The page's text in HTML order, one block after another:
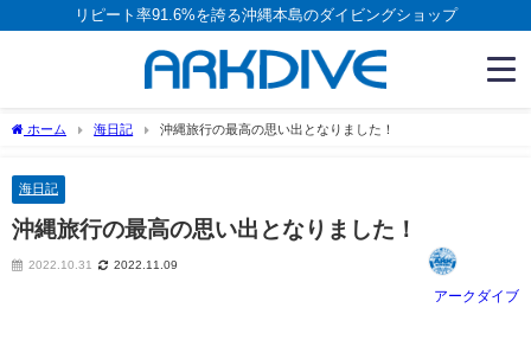
リピート率91.6%を誇る沖縄本島のダイビングショップ
ホーム 海日記 沖縄旅行の最高の思い出となりました！
海日記
沖縄旅行の最高の思い出となりました！
2022.10.31 2022.11.09
アークダイブ